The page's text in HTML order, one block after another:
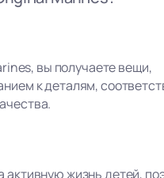
вы получаете вещи,
к деталям,
жизнь детей,